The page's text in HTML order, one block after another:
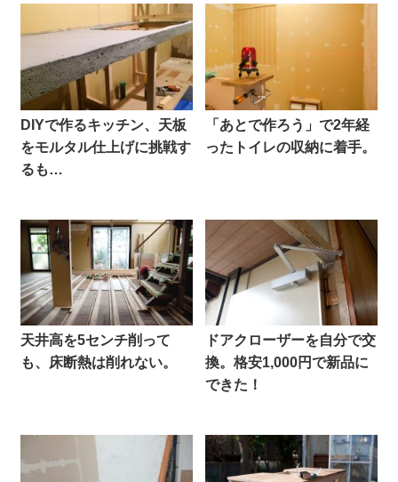
DIYで作るキッチン、天板
をモルタル仕上げに挑戦す
るも…
「あとで作ろう」で2年経
ったトイレの収納に着手。
天井高を5センチ削って
も、床断熱は削れない。
ドアクローザーを自分で交
換。格安1,000円で新品に
できた！